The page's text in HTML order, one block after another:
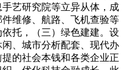
艺研究院等立异从体，成
维修、航路、飞机查验等
托，（三）绿色建建。设
、城市分析配套、现代办
的社会本钱和各类企业正